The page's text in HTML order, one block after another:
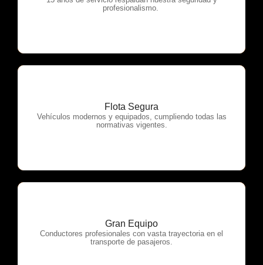
profesionalismo.
Flota Segura
Vehículos modernos y equipados, cumpliendo todas las
normativas vigentes.
OTP Servicios
Gran Equipo
Conductores profesionales con vasta trayectoria en el
transporte de pasajeros.
OTP Servicios